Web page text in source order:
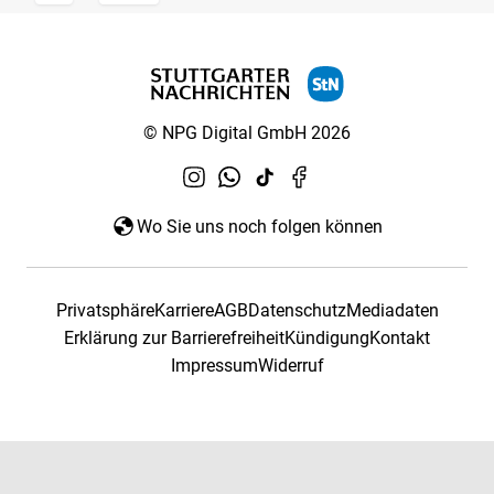
© NPG Digital GmbH 2026
Wo Sie uns noch folgen können
PrivatsphäreKarriereAGBDatenschutzMediadaten
Erklärung zur BarrierefreiheitKündigungKontakt
ImpressumWiderruf